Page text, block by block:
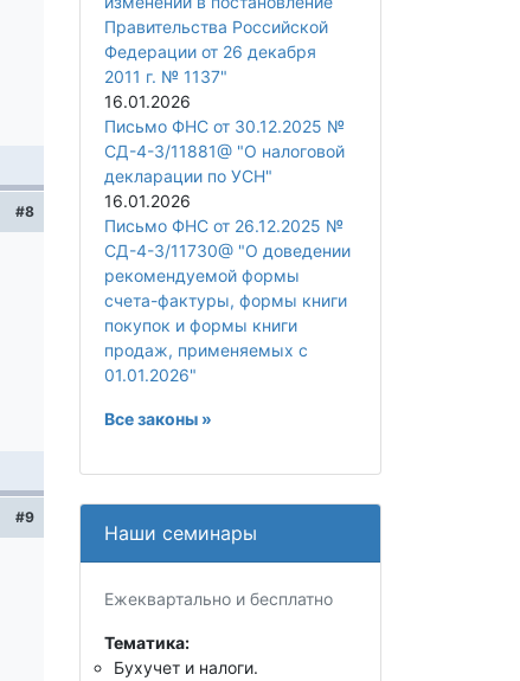
#8
#9
Правительства Российской
Федерации от 26 декабря
2011 г. № 1137"
16.01.2026
Письмо ФНС от 30.12.2025 №
СД-4-3/11881@ "О налоговой
декларации по УСН"
16.01.2026
Письмо ФНС от 26.12.2025 №
СД-4-3/11730@ "О доведении
рекомендуемой формы
счета-фактуры, формы книги
покупок и формы книги
продаж, применяемых с
01.01.2026"
Все законы »
Наши семинары
Ежеквартально и бесплатно
Тематика:
Бухучет и налоги.